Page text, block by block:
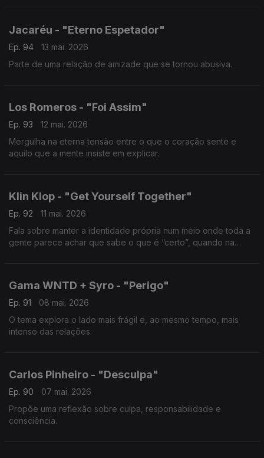
Jacaréu - "Eterno Espetador"
Ep. 94
13 mai. 2026
Parte de uma relação de amizade que se tornou abusiva.
Los Romeros - "Foi Assim"
Ep. 93
12 mai. 2026
Mergulha na eterna tensão entre o que o coração sente e
aquilo que a mente insiste em explicar.
Klin Klop - "Get Yourself Together"
Ep. 92
11 mai. 2026
Fala sobre manter a identidade própria num meio onde toda a
gente parece achar que sabe o que é “certo”, quando na
Gama WNTD + Syro - "Perigo"
Ep. 91
08 mai. 2026
O tema explora o lado mais frágil e, ao mesmo tempo, mais
intenso das relações.
Carlos Pinheiro - "Desculpa"
Ep. 90
07 mai. 2026
Propõe uma reflexão sobre culpa, responsabilidade e
consciência.